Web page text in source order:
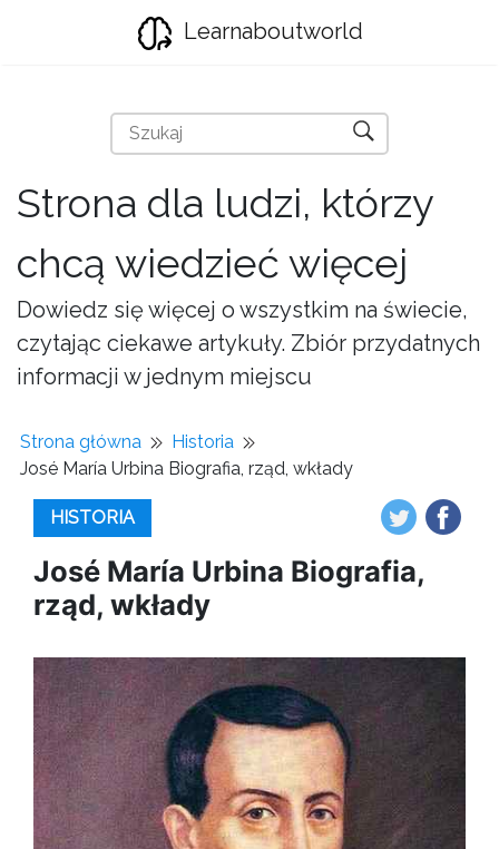
Learnaboutworld
Strona dla ludzi, którzy
chcą wiedzieć więcej
Dowiedz się więcej o wszystkim na świecie,
czytając ciekawe artykuły. Zbiór przydatnych
informacji w jednym miejscu
Strona główna
Historia
José María Urbina Biografia, rząd, wkłady
HISTORIA
José María Urbina Biografia,
rząd, wkłady